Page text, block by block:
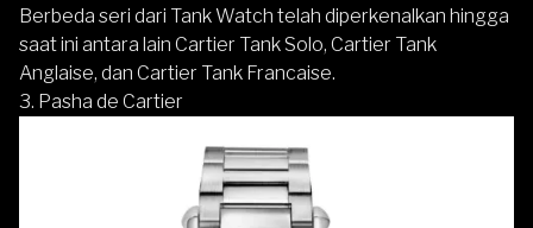
Berbeda seri dari Tank Watch telah diperkenalkan hingga
saat ini antara lain Cartier Tank Solo, Cartier Tank
Anglaise, dan Cartier Tank Francaise.
3. Pasha de Cartier